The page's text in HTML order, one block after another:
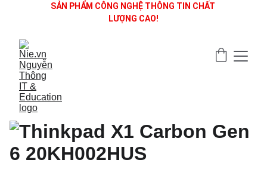
SẢN PHẨM CÔNG NGHỆ THÔNG TIN CHẤT
LƯỢNG CAO!